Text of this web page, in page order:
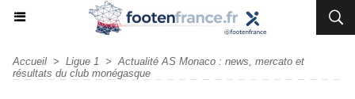
Accueil > Ligue 1 > Actualité AS Monaco : news, mercato et
résultats du club monégasque